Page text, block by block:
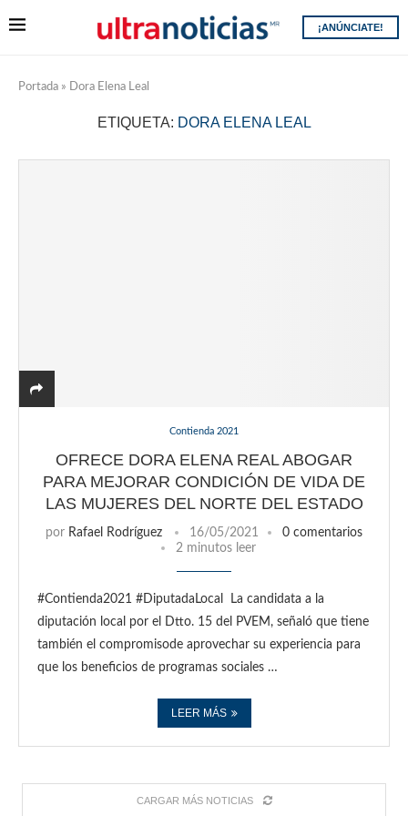
¡ANÚNCIATE!
Portada » Dora Elena Leal
ETIQUETA: DORA ELENA LEAL
Contienda 2021
OFRECE DORA ELENA REAL ABOGAR
PARA MEJORAR CONDICIÓN DE VIDA DE
LAS MUJERES DEL NORTE DEL ESTADO
por Rafael Rodríguez 16/05/2021
0 comentarios
2 minutos leer
#Contienda2021 #DiputadaLocal La candidata a la
diputación local por el Dtto. 15 del PVEM, señaló que tiene
también el compromisode aprovechar su experiencia para
que los beneficios de programas sociales …
LEER MÁS
CARGAR MÁS NOTICIAS